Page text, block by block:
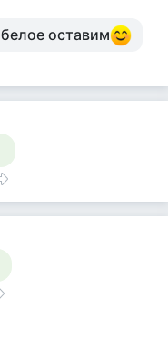
оставим